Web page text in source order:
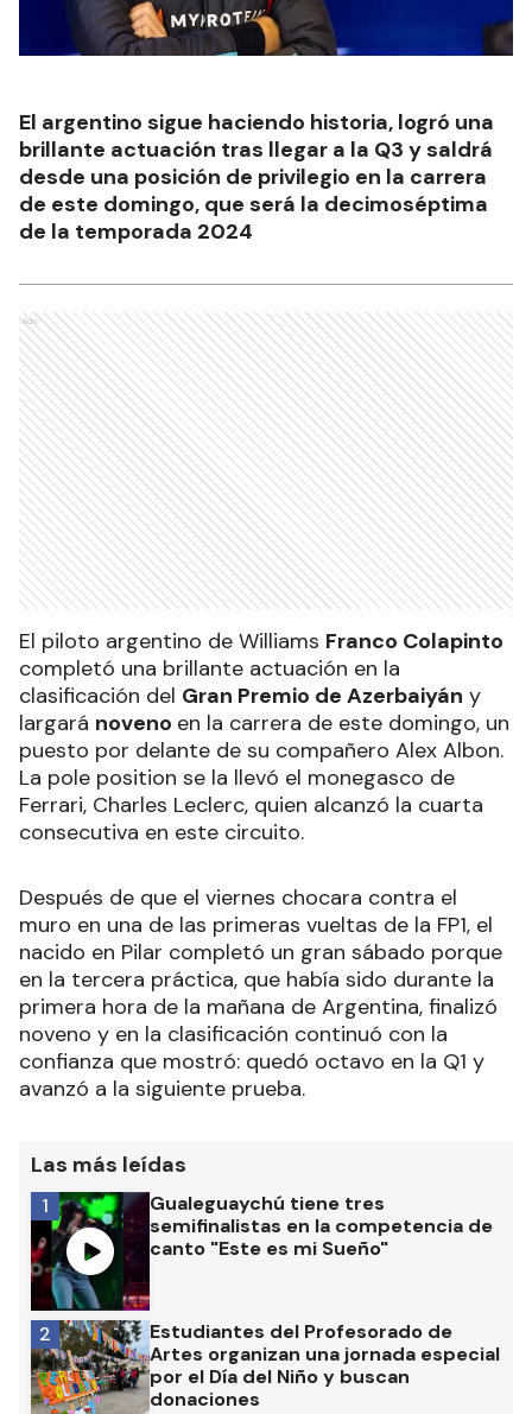
El argentino sigue haciendo historia, logró una
brillante actuación tras llegar a la Q3 y saldrá
desde una posición de privilegio en la carrera
de este domingo, que será la decimoséptima
de la temporada 2024
Ads
El piloto argentino de Williams Franco Colapinto
completó una brillante actuación en la
clasificación del Gran Premio de Azerbaiyán y
largará noveno en la carrera de este domingo, un
puesto por delante de su compañero Alex Albon.
La pole position se la llevó el monegasco de
Ferrari, Charles Leclerc, quien alcanzó la cuarta
consecutiva en este circuito.
Después de que el viernes chocara contra el
muro en una de las primeras vueltas de la FP1, el
nacido en Pilar completó un gran sábado porque
en la tercera práctica, que había sido durante la
primera hora de la mañana de Argentina, finalizó
noveno y en la clasificación continuó con la
confianza que mostró: quedó octavo en la Q1 y
avanzó a la siguiente prueba.
Las más leídas
Gualeguaychú tiene tres
semifinalistas en la competencia de
canto "Este es mi Sueño"
1
Estudiantes del Profesorado de
Artes organizan una jornada especial
por el Día del Niño y buscan
donaciones
2